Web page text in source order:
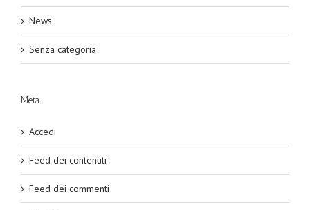
News
Senza categoria
Meta
Accedi
Feed dei contenuti
Feed dei commenti